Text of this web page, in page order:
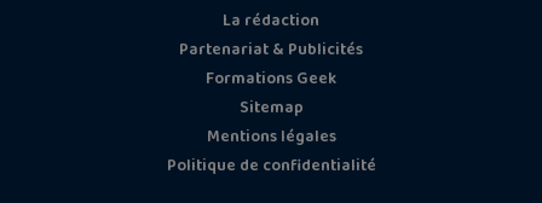
La rédaction
Partenariat & Publicités
Formations Geek
Sitemap
Mentions légales
Politique de confidentialité